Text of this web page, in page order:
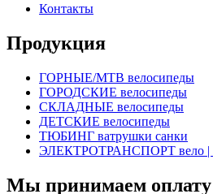
Контакты
Продукция
ГОРНЫЕ/MTB велосипеды
ГОРОДСКИЕ велосипеды
СКЛАДНЫЕ велосипеды
ДЕТСКИЕ велосипеды
ТЮБИНГ ватрушки санки
ЭЛЕКТРОТРАНСПОРТ вело |
Мы принимаем оплату